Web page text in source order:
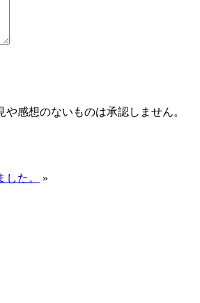
感想のないものは承認しません。
た。
»